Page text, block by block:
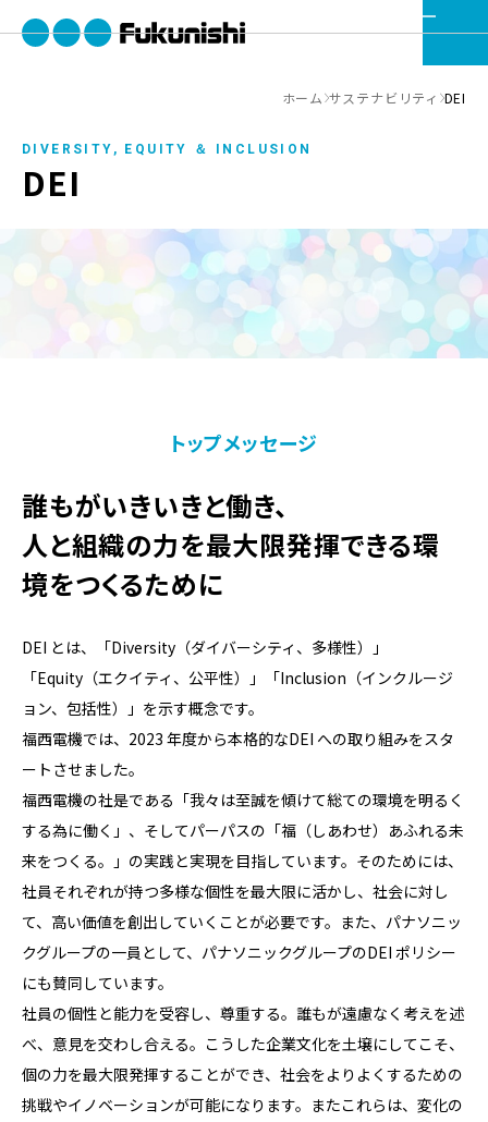
ホーム サステナビリティ DEI
DIVERSITY, EQUITY ＆ INCLUSION
DEI
トップメッセージ
誰もがいきいきと働き、
⼈と組織の⼒を最⼤限発揮できる環
境をつくるために
DEI とは、「Diversity（ダイバーシティ、多様性）」
「Equity（エクイティ、公平性）」「Inclusion（インクルージ
ョン、包括性）」を⽰す概念です。
福⻄電機では、2023 年度から本格的なDEI への取り組みをスタ
ートさせました。
福⻄電機の社是である「我々は⾄誠を傾けて総ての環境を明るく
する為に働く」、そしてパーパスの「福（しあわせ）あふれる未
来をつくる。」の実践と実現を⽬指しています。そのためには、
社員それぞれが持つ多様な個性を最⼤限に活かし、社会に対し
て、⾼い価値を創出していくことが必要です。また、パナソニッ
クグループの⼀員として、パナソニックグループのDEI ポリシー
にも賛同しています。
社員の個性と能⼒を受容し、尊重する。誰もが遠慮なく考えを述
べ、意⾒を交わし合える。こうした企業⽂化を⼟壌にしてこそ、
個の⼒を最⼤限発揮することができ、社会をよりよくするための
挑戦やイノベーションが可能になります。またこれらは、変化の